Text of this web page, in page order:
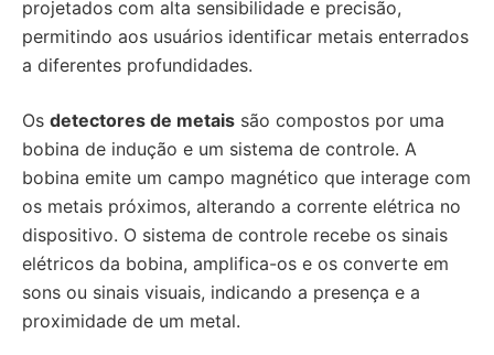
projetados com alta sensibilidade e precisão,
permitindo aos usuários identificar metais enterrados
a diferentes profundidades.
Os detectores de metais são compostos por uma
bobina de indução e um sistema de controle. A
bobina emite um campo magnético que interage com
os metais próximos, alterando a corrente elétrica no
dispositivo. O sistema de controle recebe os sinais
elétricos da bobina, amplifica-os e os converte em
sons ou sinais visuais, indicando a presença e a
proximidade de um metal.